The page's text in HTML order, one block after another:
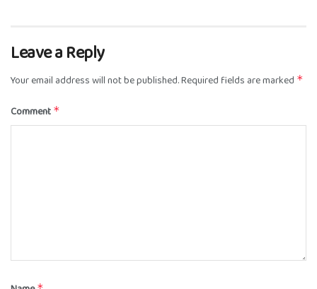
Leave a Reply
Your email address will not be published.Required fields are marked *
Comment *